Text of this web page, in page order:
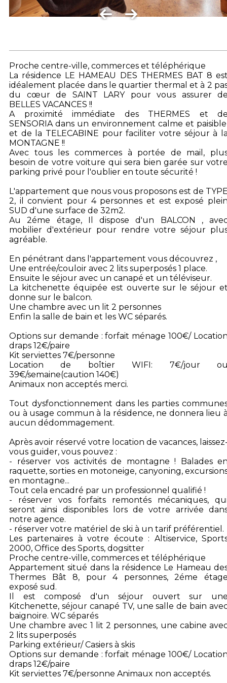
Proche centre-ville, commerces et téléphérique
La résidence LE HAMEAU DES THERMES BAT 8
idéalement placée dans le quartier thermal et à 2
du cœur de SAINT LARY pour vous assurer
BELLES VACANCES !!
A proximité immédiate des THERMES et
SENSORIA dans un environnement calme et
et de la TELECABINE pour faciliter votre séjour à
MONTAGNE !!
Avec tous les commerces à portée de mail,
besoin de votre voiture qui sera bien garée sur
parking privé pour l'oublier en toute sécurité !
L'appartement que nous vous proposons est de
2, il convient pour 4 personnes et est exposé
SUD d'une surface de 32m2.
Au 2éme étage, Il dispose d'un BALCON ,
mobilier d'extérieur pour rendre votre séjour
agréable.
En pénétrant dans l'appartement vous découvrez ,
Une entrée/couloir avec 2 lits superposés 1 place.
Ensuite le séjour avec un canapé et un téléviseur.
La kitchenette équipée est ouverte sur le séjour
donne sur le balcon.
Une chambre avec un lit 2 personnes
Enfin la salle de bain et les WC séparés.
Options sur demande : forfait ménage 100€/
draps 12€/paire
Kit serviettes 7€/personne
Location de boîtier WIFI: 7€/jour
39€/semaine(caution 140€)
Animaux non acceptés merci.
Tout dysfonctionnement dans les parties
ou à usage commun à la résidence, ne donnera lieu
aucun dédommagement.
Après avoir réservé votre location de vacances,
vous guider, vous pouvez :
- réserver vos activités de montagne ! Balades
raquette, sorties en motoneige, canyoning,
en montagne...
Tout cela encadré par un professionnel qualifié !
- réserver vos forfaits remontés mécaniques,
seront ainsi disponibles lors de votre arrivée
notre agence.
- réserver votre matériel de ski à un tarif préférentiel.
Les partenaires à votre écoute : Altiservice,
2000, Office des Sports, dogsitter
Proche centre-ville, commerces et téléphérique
Appartement situé dans la résidence Le Hameau
Thermes Bât 8, pour 4 personnes, 2éme
exposé sud.
Il est composé d'un séjour ouvert sur
Kitchenette, séjour canapé TV, une salle de bain
baignoire. WC séparés
Une chambre avec 1 lit 2 personnes, une cabine
2 lits superposés
Parking extérieur/ Casiers à skis
Options sur demande : forfait ménage 100€/
draps 12€/paire
Kit serviettes 7€/personne Animaux non acceptés.